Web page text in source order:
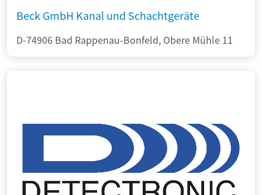
Beck GmbH Kanal und Schachtgeräte
D-74906 Bad Rappenau-Bonfeld, Obere Mühle 11